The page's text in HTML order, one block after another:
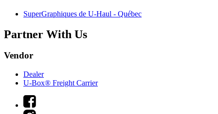
SuperGraphiques de U-Haul - Québec
Partner With Us
Vendor
Dealer
U-Box® Freight Carrier